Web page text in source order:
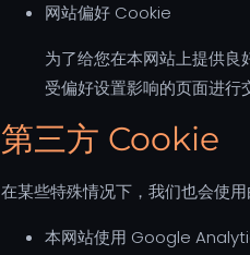
网站偏好 Cookie
为了给您在本网站上提供
受偏好设置影响的页面进行
第三方 Cookie
在某些特殊情况下，我们也会使
本网站使用 Google